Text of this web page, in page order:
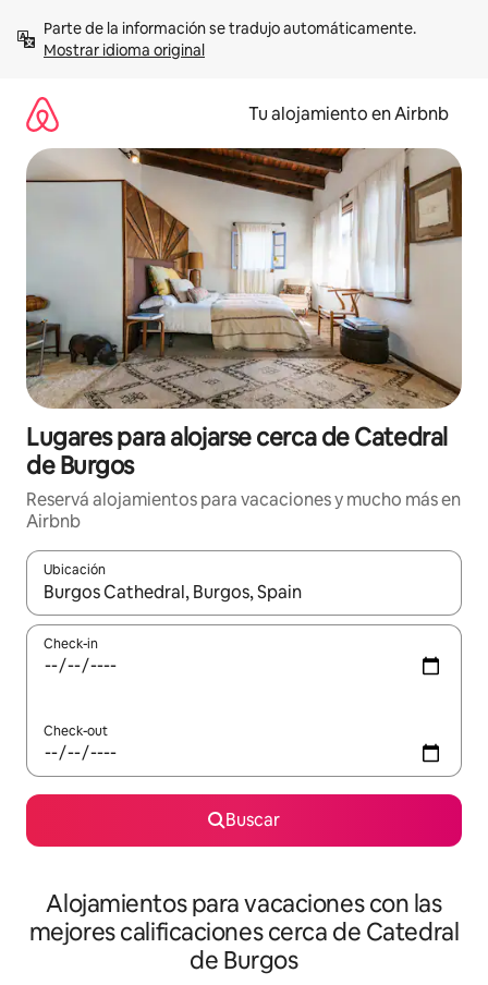
contenidoMostrar idioma original
Tu alojamiento en Airbnb
Lugares para alojarse cerca de Catedral
de Burgos
Reservá alojamientos para vacaciones y mucho más en
Airbnb
Ubicación
Cuando los resultados estén disponibles, navegá con las
Check-in
Check-out
Buscar
Alojamientos para vacaciones con las
mejores calificaciones cerca de Catedral
de Burgos